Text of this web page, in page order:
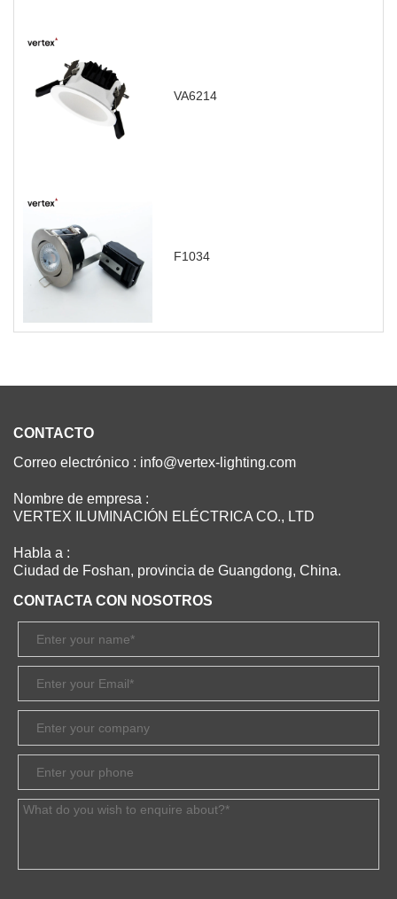
VA6214
F1034
CONTACTO
Correo electrónico : info@vertex-lighting.com
Nombre de empresa :
VERTEX ILUMINACIÓN ELÉCTRICA CO., LTD
Habla a :
Ciudad de Foshan, provincia de Guangdong, China.
CONTACTA CON NOSOTROS